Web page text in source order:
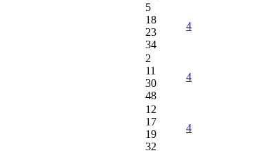
5
18
23
34
4
2
11
30
48
4
12
17
19
32
4